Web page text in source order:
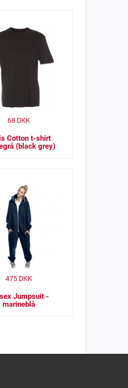
Cotton t-shirt
(black grey)
68 DKK
Jumpsuit -
marineblå
475DKK